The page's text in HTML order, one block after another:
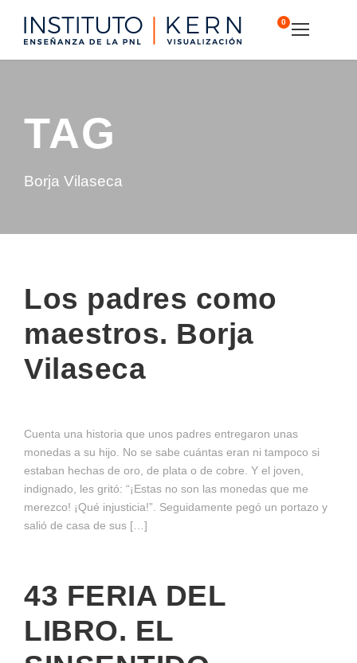
0
TAG
Borja Vilaseca
Los padres como
maestros. Borja
Vilaseca
Cuenta una historia que unos padres entregaron unas
monedas a su hijo. No se sabe cuántas eran ni tampoco si
estaban hechas de oro, de plata o de cobre. Y el joven,
indignado, les gritó: “¡Estas no son las monedas que me
merezco! ¡Qué injusticia!”. Seguidamente pegó un portazo y
salió de casa de sus […]
43 FERIA DEL
LIBRO. EL